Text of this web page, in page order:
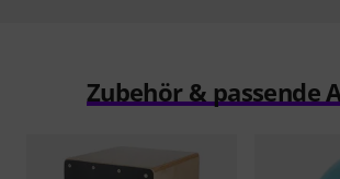
Zubehör & passende